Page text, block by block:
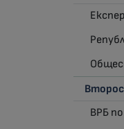
ВРБ